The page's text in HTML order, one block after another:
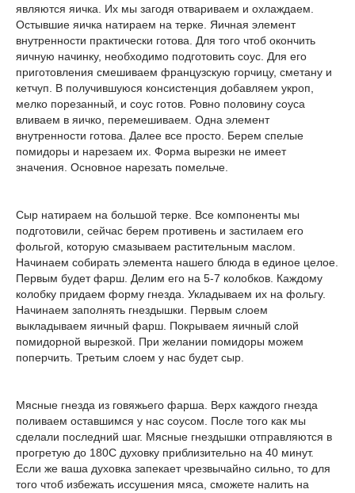
являются яичка. Их мы загодя отвариваем и охлаждаем.
Остывшие яичка натираем на терке. Яичная элемент
внутренности практически готова. Для того чтоб окончить
яичную начинку, необходимо подготовить соус. Для его
приготовления смешиваем французскую горчицу, сметану и
кетчуп. В получившуюся консистенция добавляем укроп,
мелко порезанный, и соус готов. Ровно половину соуса
вливаем в яичко, перемешиваем. Одна элемент
внутренности готова. Далее все просто. Берем спелые
помидоры и нарезаем их. Форма вырезки не имеет
значения. Основное нарезать помельче.
Сыр натираем на большой терке. Все компоненты мы
подготовили, сейчас берем противень и застилаем его
фольгой, которую смазываем растительным маслом.
Начинаем собирать элемента нашего блюда в единое целое.
Первым будет фарш. Делим его на 5-7 колобков. Каждому
колобку придаем форму гнезда. Укладываем их на фольгу.
Начинаем заполнять гнездышки. Первым слоем
выкладываем яичный фарш. Покрываем яичный слой
помидорной вырезкой. При желании помидоры можем
поперчить. Третьим слоем у нас будет сыр.
Мясные гнезда из говяжьего фарша. Верх каждого гнезда
поливаем оставшимся у нас соусом. После того как мы
сделали последний шаг. Мясные гнездышки отправляются в
прогретую до 180С духовку приблизительно на 40 минут.
Если же ваша духовка запекает чрезвычайно сильно, то для
того чтоб избежать иссушения мяса, сможете налить на